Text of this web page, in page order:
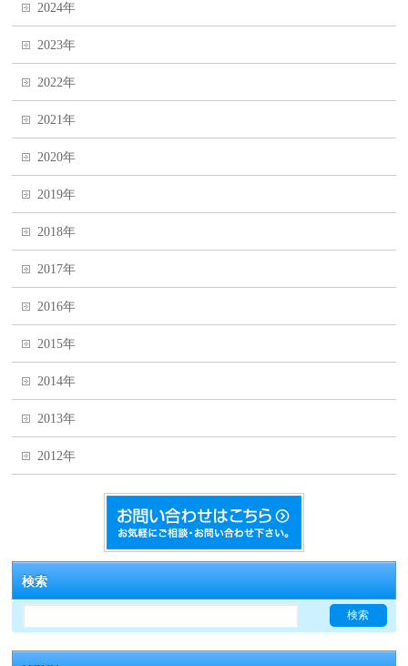
2024年
2023年
2022年
2021年
2020年
2019年
2018年
2017年
2016年
2015年
2014年
2013年
2012年
検索